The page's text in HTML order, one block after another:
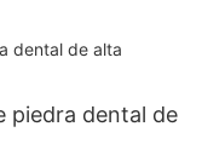
piedra dental de